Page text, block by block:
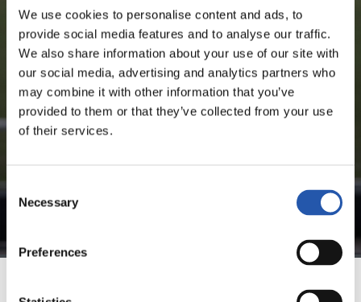
We use cookies to personalise content and ads, to
provide social media features and to analyse our traffic.
We also share information about your use of our site with
our social media, advertising and analytics partners who
may combine it with other information that you’ve
provided to them or that they’ve collected from your use
of their services.
Selection
Necessary
Preferences
¡SOLO PARA USUARIOS
REGISTRADOS!
Este contenido es solo para los usuarios registrados en
nuestra web.
Regístrate haciendo clic en el